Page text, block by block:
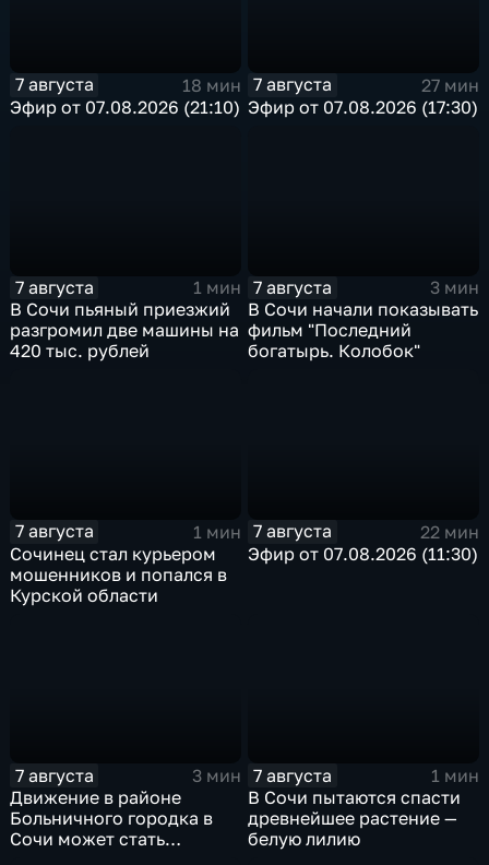
7 августа
18 мин
Эфир от 07.08.2026 (21:10)
7 августа
27 мин
Эфир от 07.08.2026 (17:30)
7 августа
1 мин
В Сочи пьяный приезжий
разгромил две машины на
420 тыс. рублей
7 августа
3 мин
В Сочи начали показывать
фильм "Последний
богатырь. Колобок"
7 августа
1 мин
Сочинец стал курьером
мошенников и попался в
Курской области
7 августа
22 мин
Эфир от 07.08.2026 (11:30)
7 августа
3 мин
Движение в районе
Больничного городка в
Сочи может стать
7 августа
1 мин
В Сочи пытаются спасти
древнейшее растение —
белую лилию